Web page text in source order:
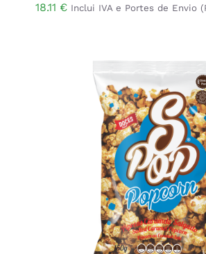
18.11 € Inclui IVA e Portes de Envio
ADICIONAR
/